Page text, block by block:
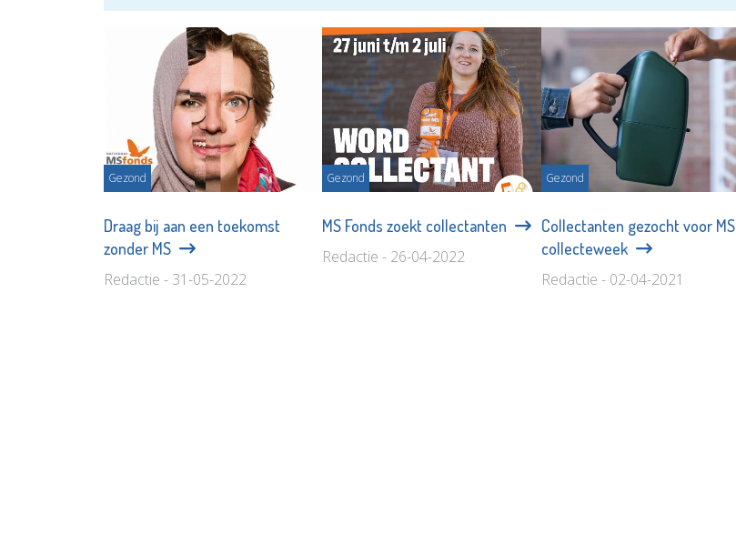
Gezond
Draag bij aan een toekomst
zonder MS
Redactie - 31-05-2022
Gezond
MS Fonds zoekt collectanten
Redactie - 26-04-2022
Gezond
Collectanten gezocht voor MS
collecteweek
Redactie - 02-04-2021